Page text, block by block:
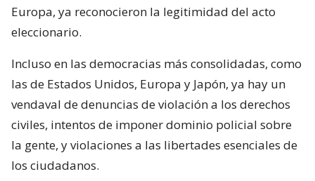
Europa, ya reconocieron la legitimidad del acto
eleccionario.
Incluso en las democracias más consolidadas, como
las de Estados Unidos, Europa y Japón, ya hay un
vendaval de denuncias de violación a los derechos
civiles, intentos de imponer dominio policial sobre
la gente, y violaciones a las libertades esenciales de
los ciudadanos.